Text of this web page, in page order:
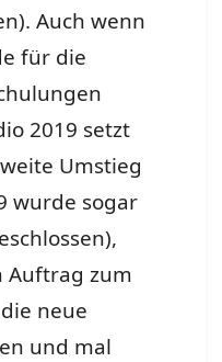
Auch wenn
für die
2019 setzt
Umstieg
wurde sogar
Auftrag zum
neue
und mal